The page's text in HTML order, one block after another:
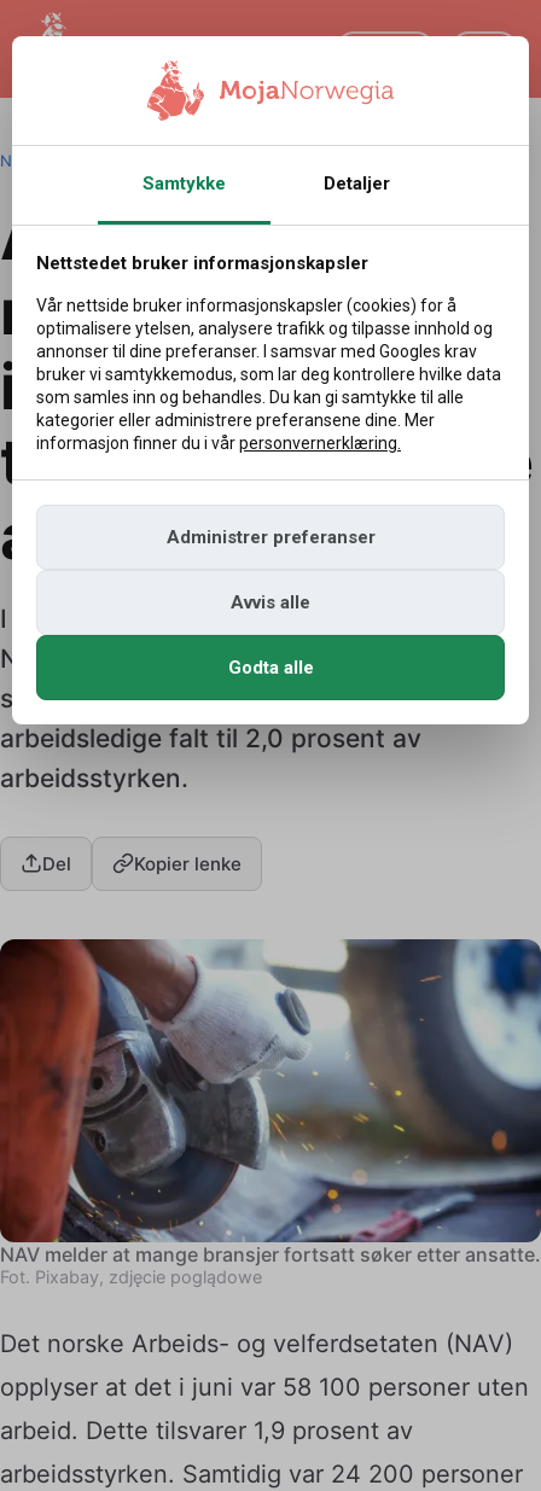
Norsk
Arbeidsledighete
n synker, men
ikke overalt. Nye
tall fra det norske
arbeidsmarkedet
I juni ble det 600 færre helt arbeidsledige i
Norge. Tallene er justert for normale
sesongvariasjoner. Andelen helt
arbeidsledige falt til 2,0 prosent av
arbeidsstyrken.
Del Kopier lenke
NAV melder at mange bransjer fortsatt søker etter ansatte.
Fot. Pixabay, zdjęcie poglądowe
Det norske Arbeids- og velferdsetaten (NAV)
opplyser at det i juni var 58 100 personer uten
arbeid. Dette tilsvarer 1,9 prosent av
arbeidsstyrken. Samtidig var 24 200 personer
Samtykke Detaljer
Nettstedet bruker informasjonskapsler
Vår nettside bruker informasjonskapsler (cookies) for å
optimalisere ytelsen, analysere trafikk og tilpasse innhold og
annonser til dine preferanser. I samsvar med Googles krav
bruker vi samtykkemodus, som lar deg kontrollere hvilke data
som samles inn og behandles. Du kan gi samtykke til alle
kategorier eller administrere preferansene dine. Mer
informasjon finner du i vårpersonvernerklæring.
Administrer preferanser
Avvis alle
Godta alle